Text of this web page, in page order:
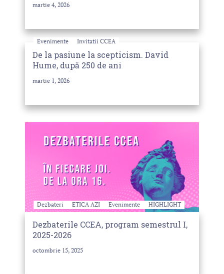
martie 4, 2026
Evenimente Invitatii CCEA
De la pasiune la scepticism. David
Hume, după 250 de ani
martie 1, 2026
Dezbateri ETICA AZI Evenimente HIGHLIGHT
Dezbaterile CCEA, program semestrul I,
2025-2026
octombrie 15, 2025